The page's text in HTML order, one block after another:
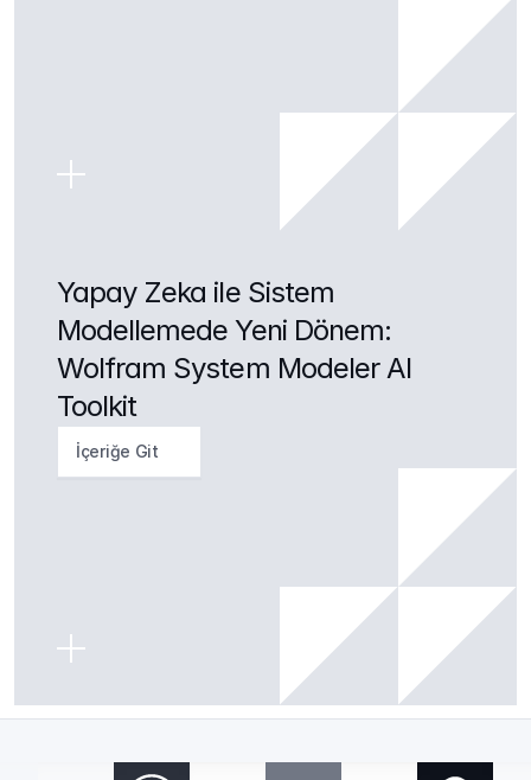
Yapay Zeka ile Sistem
Modellemede Yeni Dönem:
Wolfram System Modeler AI
Toolkit
İçeriğe Git